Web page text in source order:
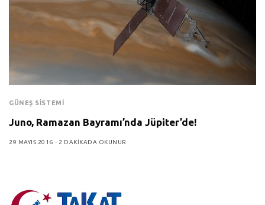
GÜNEŞ SISTEMI
Juno, Ramazan Bayramı’nda Jüpiter’de!
29 MAYIS 2016 2 DAKIKADA OKUNUR